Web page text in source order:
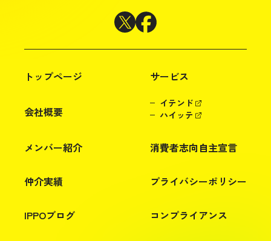
トップページ
会社概要
メンバー紹介
仲介実績
IPPOブログ
サービス
イテンド
ハイッテ
消費者志向自主宣言
プライバシーポリシー
コンプライアンス